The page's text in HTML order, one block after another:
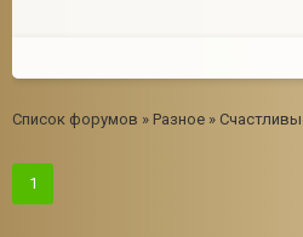
Список форумов » Разное »
1